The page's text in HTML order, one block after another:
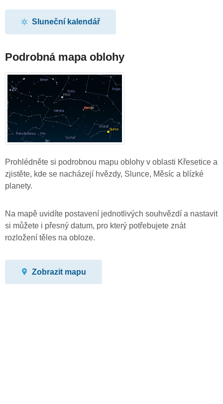
Sluneční kalendář
Podrobná mapa oblohy
Prohlédněte si podrobnou mapu oblohy v oblasti Křesetice a
zjistěte, kde se nacházejí hvězdy, Slunce, Měsíc a blízké
planety.
Na mapě uvidíte postavení jednotlivých souhvězdí a nastavit
si můžete i přesný datum, pro který potřebujete znát
rozložení těles na obloze.
Zobrazit mapu